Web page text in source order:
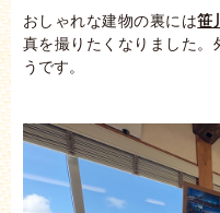
おしゃれな建物の裏には笹
真を撮りたくなりました。
うです。